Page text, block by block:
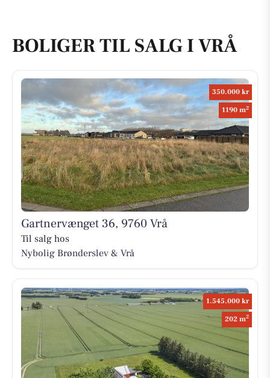
BOLIGER TIL SALG I VRÅ
350.000 kr
1190 m2
Gartnervænget 36, 9760 Vrå
Til salg hos
Nybolig Brønderslev & Vrå
1.545.000 kr
202 m2